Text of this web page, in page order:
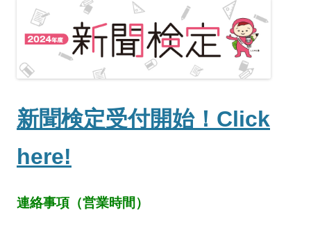
新聞検定受付開始！Click
here!
連絡事項（営業時間）